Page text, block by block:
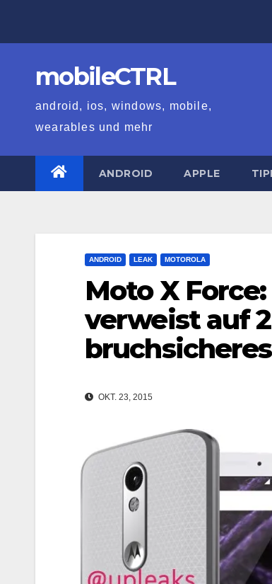
mobileCTRL
android, ios, windows, mobile,
wearables und mehr
ANDROID APPLE
ANDROID LEAK MOTOROLA
Moto X
verweist auf
OKT. 23, 2015